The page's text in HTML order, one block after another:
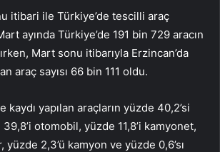
itibari ile Türkiye’de tescilli araç
Mart ayında Türkiye’de 191 bin 729 aracın
Mart sonu itibarıyla Erzincan’da
araç sayısı 66 bin 111 oldu.
kaydı yapılan araçların yüzde 40,2’si
otomobil, yüzde 11,8’i kamyonet,
yüzde 2,3’ü kamyon ve yüzde 0,6’sı